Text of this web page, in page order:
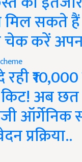
सकते हैं
करें
किट! अब
ऑर्गेनिक
प्रक्रिया..